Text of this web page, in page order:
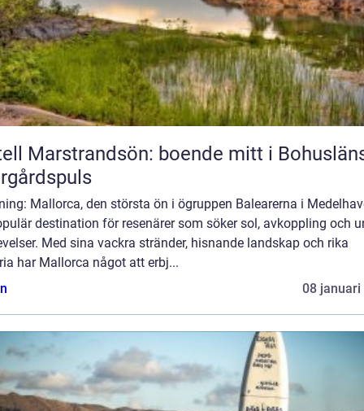
Marstrandsön: boende mitt i
Mallorca, den största ön i ögruppen Balearerna i
destination för resenärer som söker sol, avkoppling och
Med sina vackra stränder, hisnande landskap och rika
har Mallorca något att erbj...
08 januari